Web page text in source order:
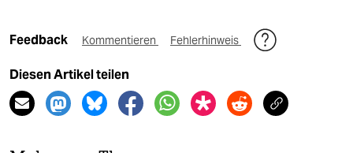
Feedback Kommentieren Fehlerhinweis
Diesen Artikel teilen